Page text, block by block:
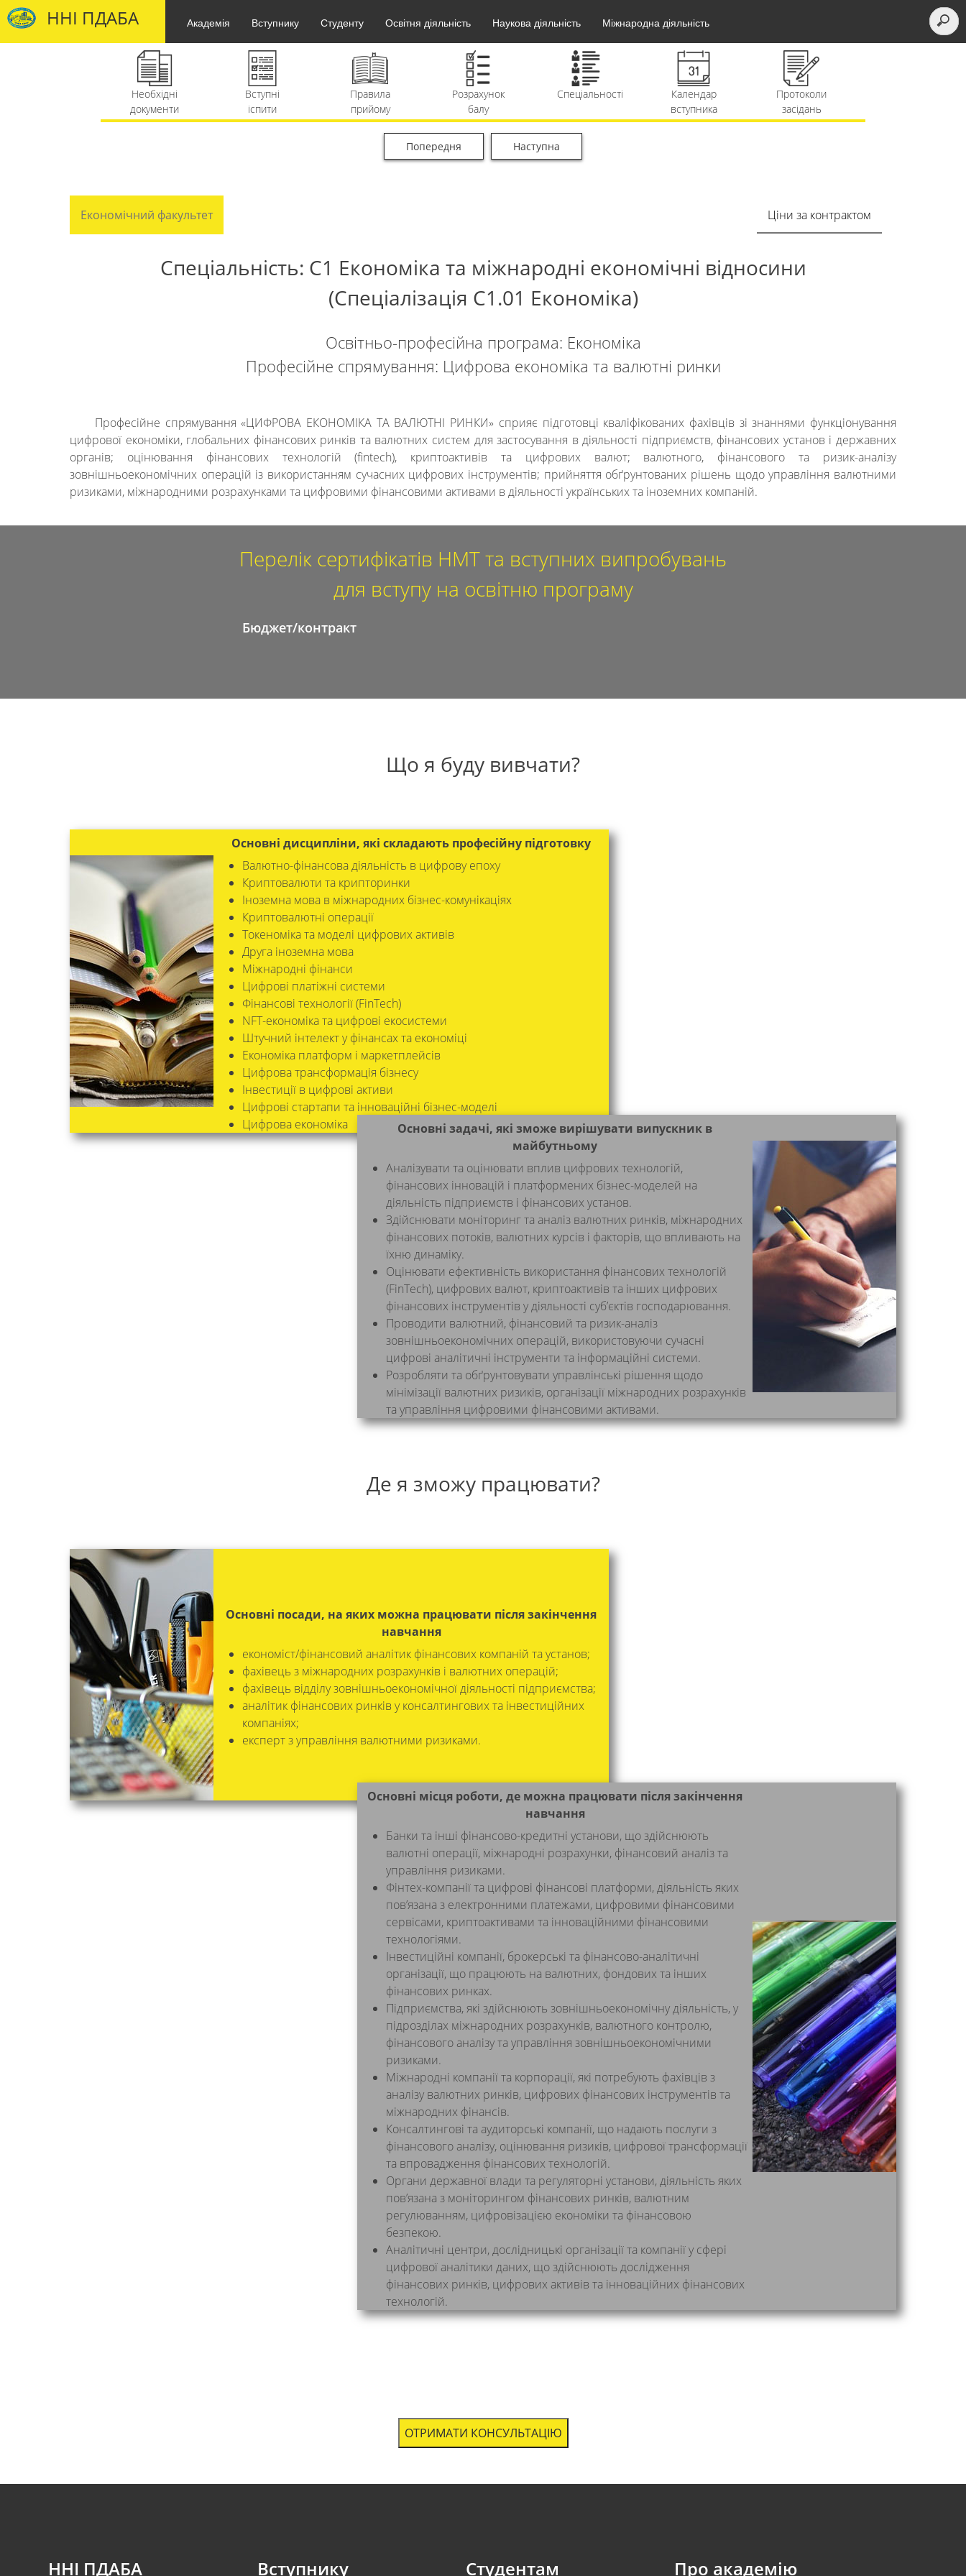
ННІ ПДАБА Академія Вступнику Студенту Освітня діяльність Наукова діяльність Міжнародна діяльність
Вступні
іспити
Правила
прийому
Розрахунок
балу
Спеціальності
Календар
Протоколи
засідань
Підготовче
відділення
Попередня Наступна
Економічний факультет Ціни за контрактом
Спеціальність: С1 Економіка та міжнародні економічні відносини
(Спеціалізація С1.01 Економіка)
Освітньо-професійна програма: Економіка
Професійне спрямування: Цифрова економіка та валютні ринки
Професійне спрямування «ЦИФРОВА ЕКОНОМІКА ТА ВАЛЮТНІ РИНКИ» сприяє підготовці кваліфікованих фахівців зі знаннями функціонування
цифрової економіки, глобальних фінансових ринків та валютних систем для застосування в діяльності підприємств, фінансових установ і державних
органів; оцінювання фінансових технологій (fintech), криптоактивів та цифрових валют; валютного, фінансового та ризик-аналізу
зовнішньоекономічних операцій із використанням сучасних цифрових інструментів; прийняття обґрунтованих рішень щодо управління валютними
ризиками, міжнародними розрахунками та цифровими фінансовими активами в діяльності українських та іноземних компаній.
Перелік сертифікатів НМТ та вступних випробувань
для вступу на освітню програму
Бюджет/контракт
Що я буду вивчати?
Основні дисципліни, які складають професійну підготовку
Валютно-фінансова діяльність в цифрову епоху
Криптовалюти та крипторинки
Іноземна мова в міжнародних бізнес-комунікаціях
Криптовалютні операції
Токеноміка та моделі цифрових активів
Друга іноземна мова
Міжнародні фінанси
Цифрові платіжні системи
Фінансові технології (FinTech)
NFT-економіка та цифрові екосистеми
Штучний інтелект у фінансах та економіці
Економіка платформ і маркетплейсів
Цифрова трансформація бізнесу
Інвестиції в цифрові активи
Цифрові стартапи та інноваційні бізнес-моделі
Цифрова економіка
Основні задачі, які зможе вирішувати випускник в
майбутньому
Аналізувати та оцінювати вплив цифрових технологій,
фінансових інновацій і платформених бізнес-моделей на
діяльність підприємств і фінансових установ.
Здійснювати моніторинг та аналіз валютних ринків, міжнародних
фінансових потоків, валютних курсів і факторів, що впливають на
їхню динаміку.
Оцінювати ефективність використання фінансових технологій
(FinTech), цифрових валют, криптоактивів та інших цифрових
фінансових інструментів у діяльності суб’єктів господарювання.
Проводити валютний, фінансовий та ризик-аналіз
зовнішньоекономічних операцій, використовуючи сучасні
цифрові аналітичні інструменти та інформаційні системи.
Розробляти та обґрунтовувати управлінські рішення щодо
мінімізації валютних ризиків, організації міжнародних розрахунків
та управління цифровими фінансовими активами.
Де я зможу працювати?
Основні посади, на яких можна працювати після закінчення
навчання
економіст/фінансовий аналітик фінансових компаній та установ;
фахівець з міжнародних розрахунків і валютних операцій;
фахівець відділу зовнішньоекономічної діяльності підприємства;
аналітик фінансових ринків у консалтингових та інвестиційних
компаніях;
експерт з управління валютними ризиками.
Основні місця роботи, де можна працювати після закінчення
навчання
Банки та інші фінансово-кредитні установи, що здійснюють
валютні операції, міжнародні розрахунки, фінансовий аналіз та
управління ризиками.
Фінтех-компанії та цифрові фінансові платформи, діяльність яких
пов’язана з електронними платежами, цифровими фінансовими
сервісами, криптоактивами та інноваційними фінансовими
технологіями.
Інвестиційні компанії, брокерські та фінансово-аналітичні
організації, що працюють на валютних, фондових та інших
фінансових ринках.
Підприємства, які здійснюють зовнішньоекономічну діяльність, у
підрозділах міжнародних розрахунків, валютного контролю,
фінансового аналізу та управління зовнішньоекономічними
ризиками.
Міжнародні компанії та корпорації, які потребують фахівців з
аналізу валютних ринків, цифрових фінансових інструментів та
міжнародних фінансів.
Консалтингові та аудиторські компанії, що надають послуги з
фінансового аналізу, оцінювання ризиків, цифрової трансформації
та впровадження фінансових технологій.
Органи державної влади та регуляторні установи, діяльність яких
пов’язана з моніторингом фінансових ринків, валютним
регулюванням, цифровізацією економіки та фінансовою
безпекою.
Аналітичні центри, дослідницькі організації та компанії у сфері
цифрової аналітики даних, що здійснюють дослідження
фінансових ринків, цифрових активів та інноваційних фінансових
технологій.
ОТРИМАТИ КОНСУЛЬТАЦІЮ
ННІ ПДАБА Вступнику Студентам Про академію